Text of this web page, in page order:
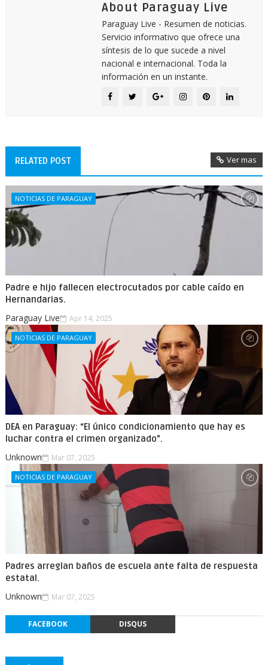
About Paraguay Live
Paraguay Live - Resumen de noticias.
Servicio informativo que ofrece una
síntesis de lo que sucede a nivel
nacional e internacional. Toda la
información en un instante.
RELATED POST Ver mas
NOTICIAS DE PARAGUAY
Padre e hijo fallecen electrocutados por cable caído en
Hernandarias.
Paraguay Live Apr 14, 2025
NOTICIAS DE PARAGUAY
DEA en Paraguay: “El único condicionamiento que hay es
luchar contra el crimen organizado”.
Unknown Mar 07, 2025
NOTICIAS DE PARAGUAY
Padres arreglan baños de escuela ante falta de respuesta
estatal.
Unknown Mar 07, 2025
FACEBOOK DISQUS